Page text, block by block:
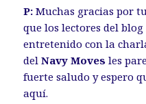
P: Muchas gracias por
que los lectores del
entretenido con la
delNavy Moves les
fuerte saludo y espero
aquí.